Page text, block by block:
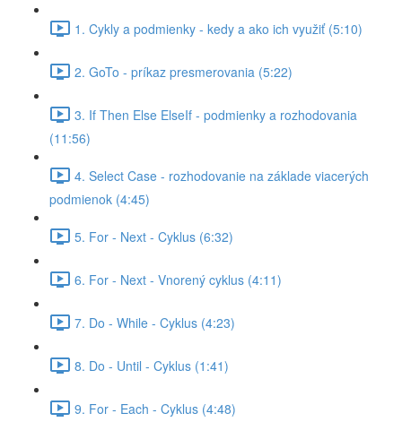
1. Cykly a podmienky - kedy a ako ich využiť (5:10)
2. GoTo - príkaz presmerovania (5:22)
3. If Then Else ElseIf - podmienky a rozhodovania
(11:56)
4. Select Case - rozhodovanie na základe viacerých
podmienok (4:45)
5. For - Next - Cyklus (6:32)
6. For - Next - Vnorený cyklus (4:11)
7. Do - While - Cyklus (4:23)
8. Do - Until - Cyklus (1:41)
9. For - Each - Cyklus (4:48)